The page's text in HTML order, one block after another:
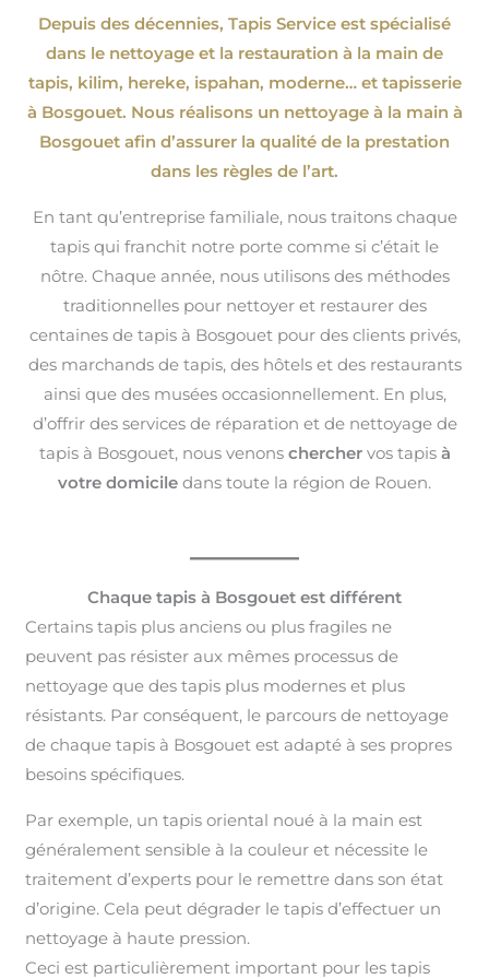
Depuis des décennies, Tapis Service est spécialisé
dans le nettoyage et la restauration à la main de
tapis, kilim, hereke, ispahan, moderne…et tapisserie
à Bosgouet. Nous réalisons un nettoyage à la main à
Bosgouet afin d’assurer la qualité de la prestation
dans les règles de l’art.
En tant qu’entreprise familiale, nous traitons chaque
tapis qui franchit notre porte comme si c’était le
nôtre. Chaque année, nous utilisons des méthodes
traditionnelles pour nettoyer et restaurer des
centaines de tapis à Bosgouet pour des clients privés,
des marchands de tapis, des hôtels et des restaurants
ainsi que des musées occasionnellement. En plus,
d’offrir des services de réparation et de nettoyage de
tapis à Bosgouet, nous venons chercher vos tapis à
votre domicile dans toute la région de Rouen.
Chaque tapis à Bosgouet est différent
Certains tapis plus anciens ou plus fragiles ne
peuvent pas résister aux mêmes processus de
nettoyage que des tapis plus modernes et plus
résistants. Par conséquent, le parcours de nettoyage
de chaque tapis à Bosgouet est adapté à ses propres
besoins spécifiques.
Par exemple, un tapis oriental noué à la main est
généralement sensible à la couleur et nécessite le
traitement d’experts pour le remettre dans son état
d’origine. Cela peut dégrader le tapis d’effectuer un
nettoyage à haute pression.
Ceci est particulièrement important pour les tapis